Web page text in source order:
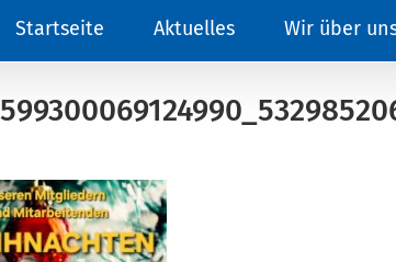
Startseite Aktuelles Wir über